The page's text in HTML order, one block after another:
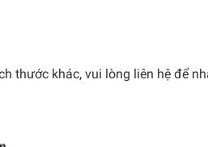
thước khác, vui lòng liên hệ để